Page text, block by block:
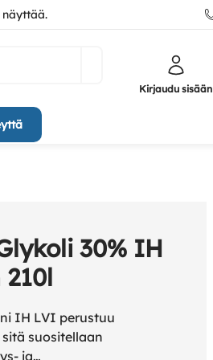
Kirjaudu sisään
30% IH
IH LVI perustuu
suositellaan
ja